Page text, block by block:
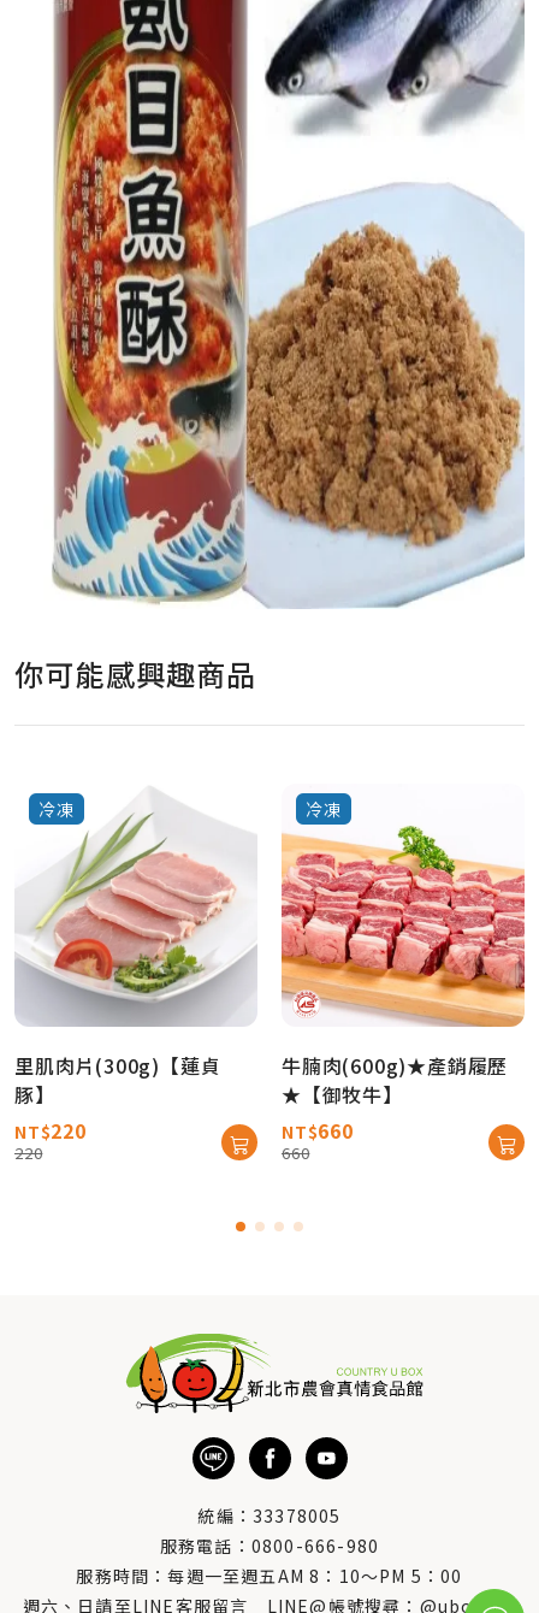
你可能感興趣商品
冷凍
里肌肉片(300g)【蓮貞
豚】
NT$220
220
冷凍
牛腩肉(600g)★產銷履歷
★【御牧牛】
NT$660
660
統編：33378005
服務電話： 0800-666-980
服務時間：每週一至週五AM 8：10～PM 5：00
週六、日請至LINE客服留言 LINE@帳號搜尋：@uboxorg